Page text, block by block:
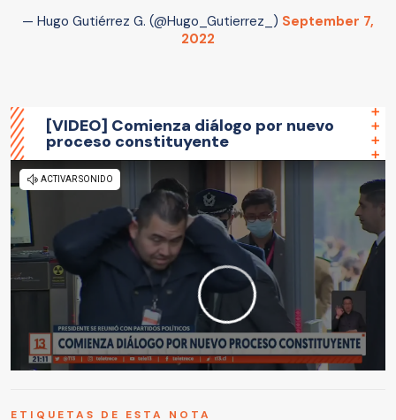
— Hugo Gutiérrez G. (@Hugo_Gutierrez_) September 7,
2022
[VIDEO] Comienza diálogo por nuevo
proceso constituyente
ETIQUETAS DE ESTA NOTA